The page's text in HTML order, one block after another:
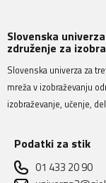
Slovenska
združenje za
Slovenska univerza za
mreža v izobraževanju
izobraževanje, učenje,
Podatki za stik
01 433 20 90